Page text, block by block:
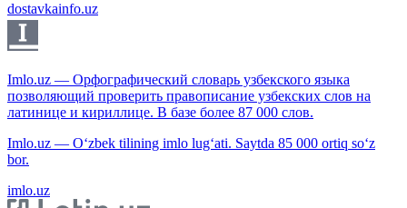
dostavkainfo.uz
Imlo.uz — Орфографический словарь узбекского языка
позволяющий проверить правописание узбекских слов на
латинице и кириллице. В базе более 87 000 слов.
Imlo.uz — O‘zbek tilining imlo lug‘ati. Saytda 85 000 ortiq so‘z
bor.
imlo.uz